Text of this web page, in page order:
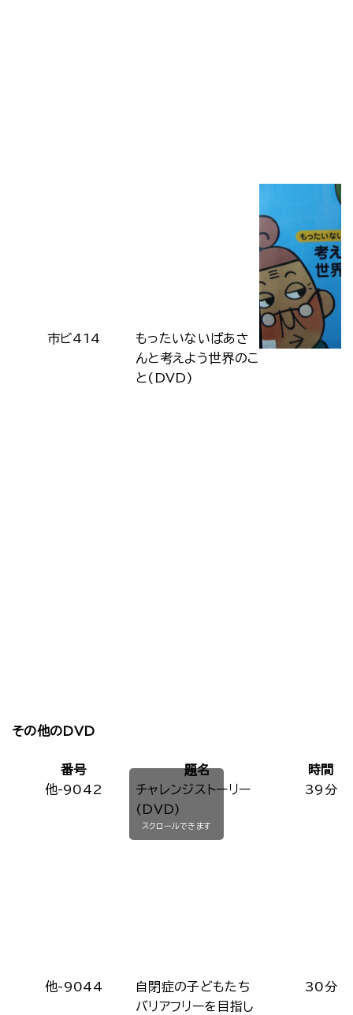
市ビ414
もったいないばあさ
んと考えよう世界のこ
と(DVD)
その他のDVD
番号 題名
時間
他-9042
チャレンジストーリー
(DVD)
39分
他-9044
自閉症の子どもたち
バリアフリーを目指し
30分
スクロールできます